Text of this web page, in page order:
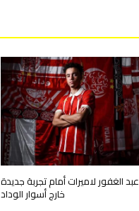
عبد الغفور لاميرات أمام تجربة جديدة
خارج أسوار الوداد